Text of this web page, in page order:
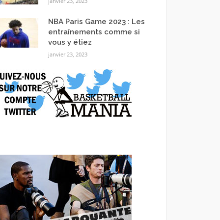
NBA Paris Game 2023 : Les
entraînements comme si
vous y étiez
janvier 23, 2023